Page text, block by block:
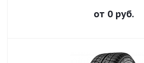
от 0руб.